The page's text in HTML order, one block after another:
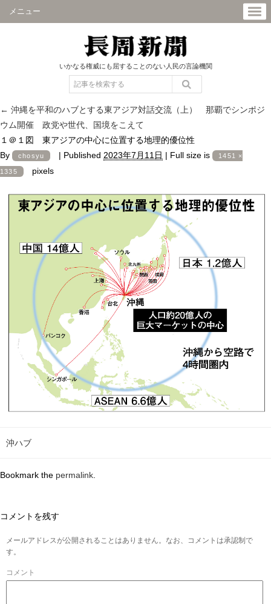
メニュー
いかなる権威にも屈することのない人民の言論機関
← 沖縄を平和のハブとする東アジア対話交流（上） 那覇でシンポジ
ウム開催 政党や世代、国境をこえて
１＠１図 東アジアの中心に位置する地理的優位性
By
chosyu | Published 2023年7月11日 | Full size is 1451 ×
1335 pixels
沖ハブ
Bookmark the permalink
コメントを残す
メールアドレスが公開されることはありません。なお、コメントは承認制で
す。
コメント